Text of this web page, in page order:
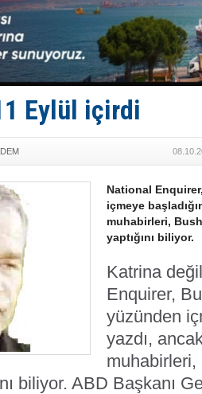
Anadolu
Derince,
Tüpraş,
İTU AUV,
LNG
PROYAD,
Eylül içirdi
National
içmeye
muhabirleri,
yaptığını biliyor.
Katrina
Enquirer,
yüzünden
yazdı,
muhabirleri,
biliyor. ABD Başkanı